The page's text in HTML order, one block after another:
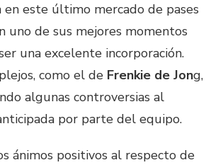
este último mercado de pases
uno de sus mejores momentos
una excelente incorporación.
como el de Frenkie de Jong,
algunas controversias al
por parte del equipo.
ánimos positivos al respecto de